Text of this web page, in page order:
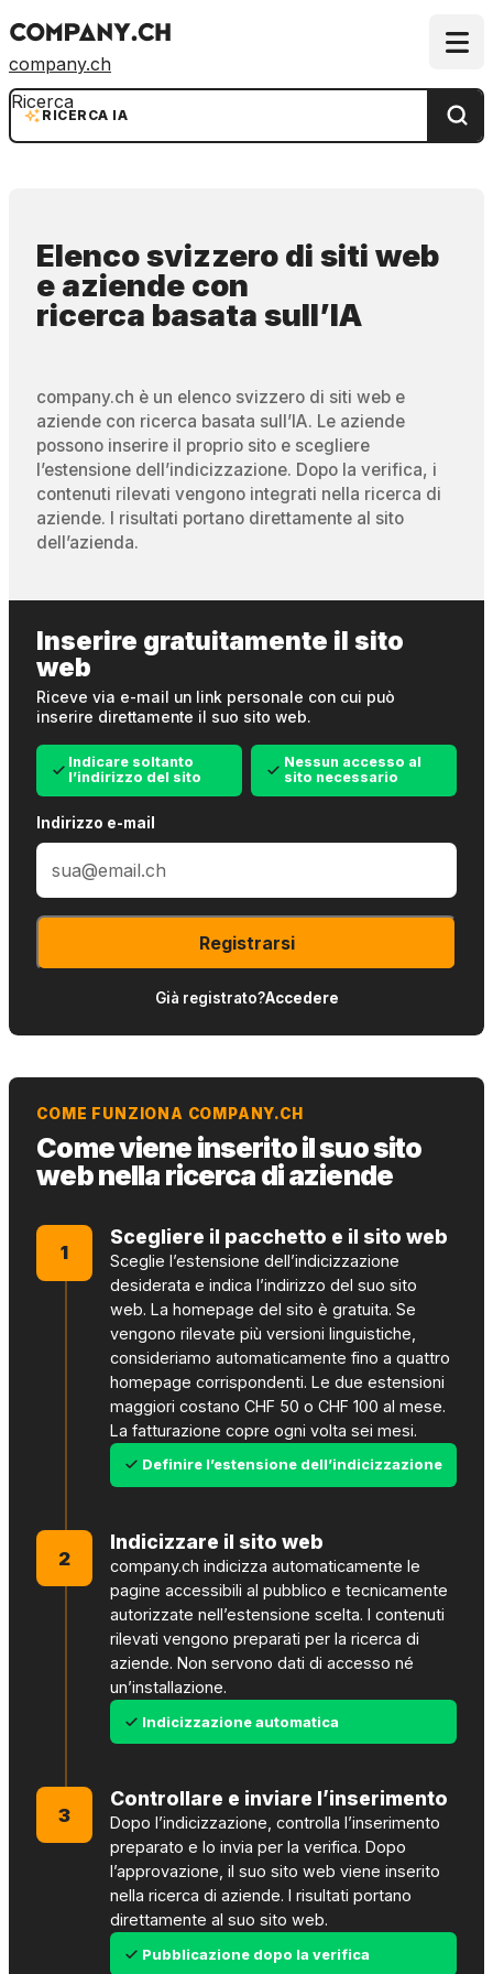
company.ch
RICERCA IA
Ricerca
Elenco svizzero di siti web
e aziende con
ricerca basata sull’IA
company.ch è un elenco svizzero di siti web e
aziende con ricerca basata sull’IA. Le aziende
possono inserire il proprio sito e scegliere
l’estensione dell’indicizzazione. Dopo la verifica, i
contenuti rilevati vengono integrati nella ricerca di
aziende. I risultati portano direttamente al sito
dell’azienda.
Inserire gratuitamente il sito
web
Riceve via e-mail un link personale con cui può
inserire direttamente il suo sito web.
Indicare soltanto
l’indirizzo del sito
Nessun accesso al
sito necessario
Indirizzo e-mail
Registrarsi
Già registrato?Accedere
COME FUNZIONA COMPANY.CH
Come viene inserito il suo sito
web nella ricerca di aziende
1
Scegliere il pacchetto e il sito web
Sceglie l’estensione dell’indicizzazione
desiderata e indica l’indirizzo del suo sito
web. La homepage del sito è gratuita. Se
vengono rilevate più versioni linguistiche,
consideriamo automaticamente fino a quattro
homepage corrispondenti. Le due estensioni
maggiori costano CHF 50 o CHF 100 al mese.
La fatturazione copre ogni volta sei mesi.
Definire l’estensione dell’indicizzazione
2
Indicizzare il sito web
company.ch indicizza automaticamente le
pagine accessibili al pubblico e tecnicamente
autorizzate nell’estensione scelta. I contenuti
rilevati vengono preparati per la ricerca di
aziende. Non servono dati di accesso né
un’installazione.
Indicizzazione automatica
3
Controllare e inviare l’inserimento
Dopo l’indicizzazione, controlla l’inserimento
preparato e lo invia per la verifica. Dopo
l’approvazione, il suo sito web viene inserito
nella ricerca di aziende. I risultati portano
direttamente al suo sito web.
Pubblicazione dopo la verifica